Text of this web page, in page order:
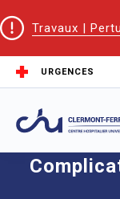
Travaux |
URGENCES
Accueil